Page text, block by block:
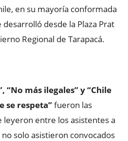
en su mayoría conformada
desde la Plaza Prat
Regional de Tarapacá.
“No más ilegales” y “Chile
se respeta”fueron las
leyeron entre los asistentes a
solo asistieron convocados